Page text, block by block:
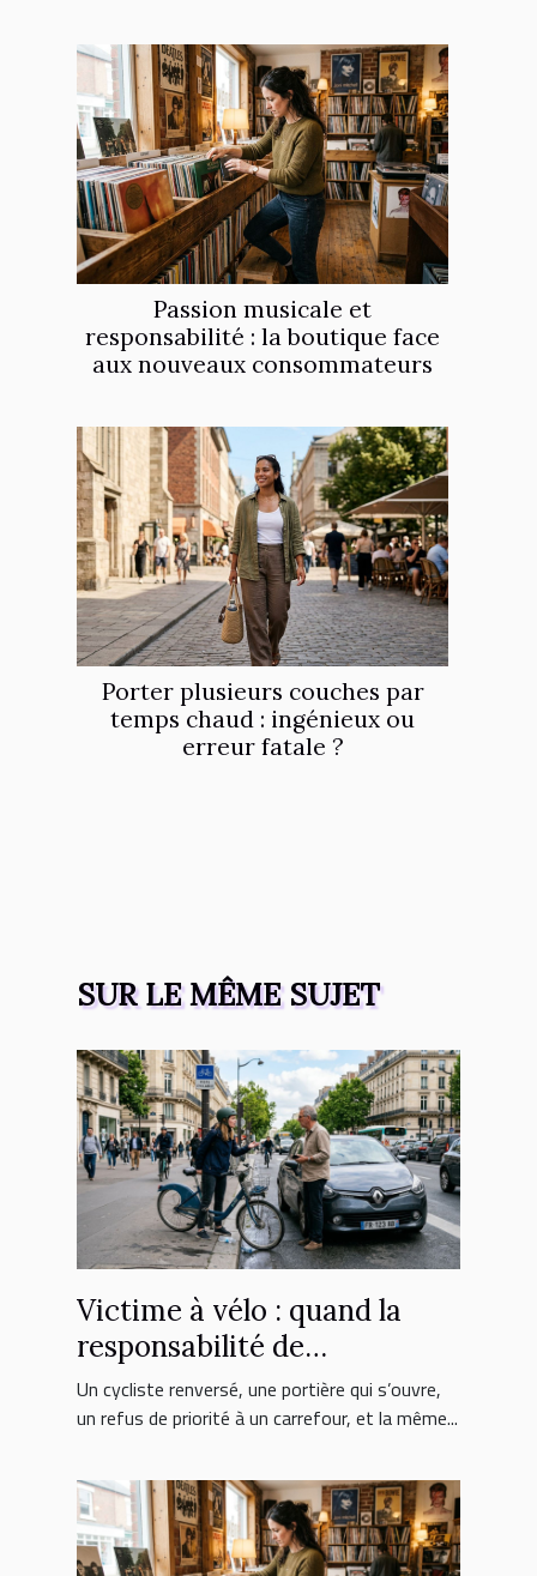
Passion musicale et
responsabilité : la boutique face
aux nouveaux consommateurs
Porter plusieurs couches par
temps chaud : ingénieux ou
erreur fatale ?
SUR LE MÊME SUJET
Victime à vélo : quand la
responsabilité de
l’automobiliste est engagée
Un cycliste renversé, une portière qui s’ouvre,
un refus de priorité à un carrefour, et la même...